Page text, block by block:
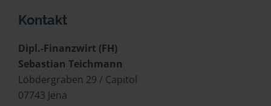
Kontakt
Dipl.-Finanzwirt (FH)
Sebastian Teichmann
Löbdergraben 29 / Capitol
07743 Jena